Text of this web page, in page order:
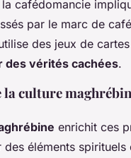
cafédomancie
par le marc de
des jeux de
des vérités cachées.
la culture
enrichit ces
éléments spirituels